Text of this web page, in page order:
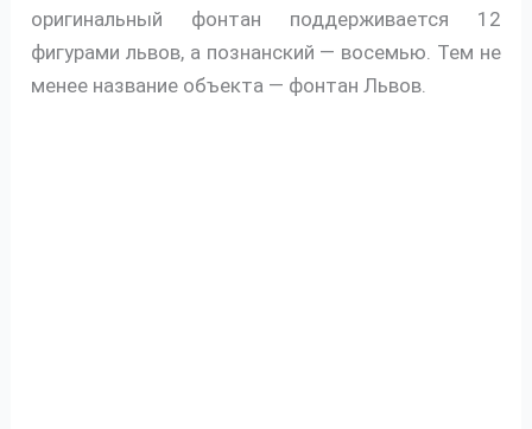
оригинальный фонтан поддерживается 12
фигурами львов, а познанский — восемью. Тем не
менее название объекта — фонтан Львов.